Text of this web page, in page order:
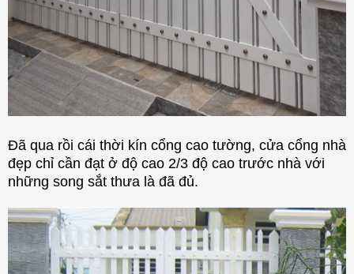
Đã qua rồi cái thời kín cổng cao tường, cửa cổng nhà
đẹp chỉ cần đạt ở độ cao 2/3 độ cao trước nhà với
những song sắt thưa là đã đủ.